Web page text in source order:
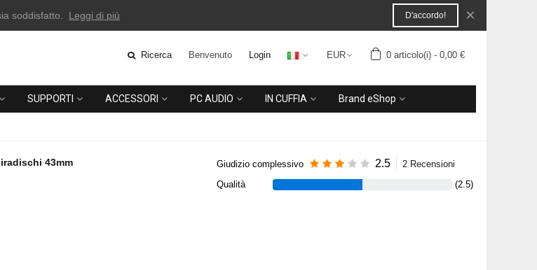
soddisfatto. Leggi di più D'accordo! ×
Ricerca Benvenuto Login EUR 0 articolo(i) - 0,00 €
SUPPORTI ACCESSORI PC AUDIO IN CUFFIA Brand eShop
43mm Giudizio complessivo 2.5
2 Recensioni
Qualità
(2.5)